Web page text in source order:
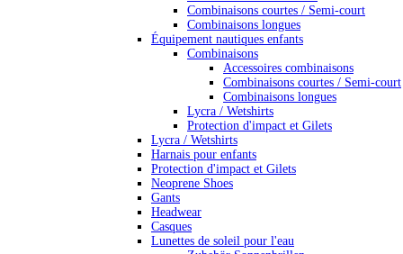
Combinaisons courtes / Semi-court
Combinaisons longues
Équipement nautiques enfants
Combinaisons
Accessoires combinaisons
Combinaisons courtes / Semi-court
Combinaisons longues
Lycra / Wetshirts
Protection d'impact et Gilets
Lycra / Wetshirts
Harnais pour enfants
Protection d'impact et Gilets
Neoprene Shoes
Gants
Headwear
Casques
Lunettes de soleil pour l'eau